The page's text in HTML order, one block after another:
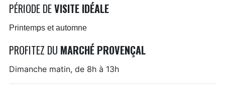
PÉRIODE DEVISITE IDÉALE
Printemps et automne
PROFITEZ DU MARCHÉ PROVENÇAL
Dimanche matin, de 8h à 13h